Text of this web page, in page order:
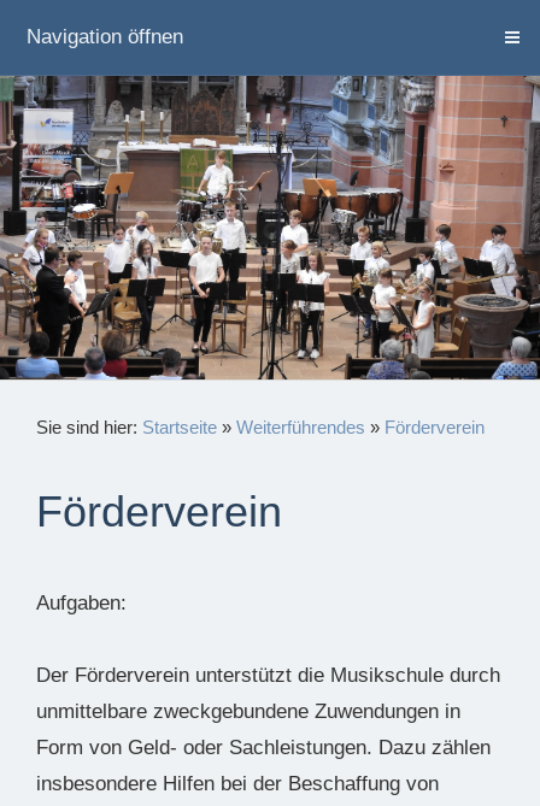
Navigation öffnen
Sie sind hier: Startseite » Weiterführendes » Förderverein
Förderverein
Aufgaben:
Der Förderverein unterstützt die Musikschule durch
unmittelbare zweckgebundene Zuwendungen in
Form von Geld- oder Sachleistungen. Dazu zählen
insbesondere Hilfen bei der Beschaffung von